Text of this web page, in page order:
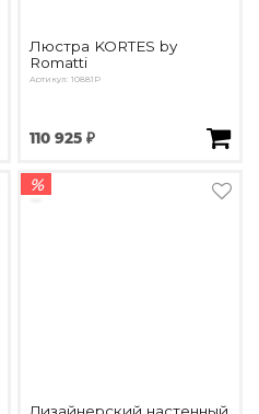
Люстра KORTES by
Romatti
Артикул: 10881P
110 925 ₽
%